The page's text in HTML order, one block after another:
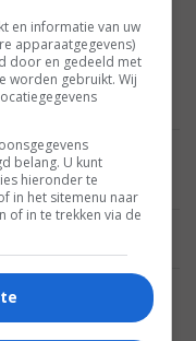
enorme succes
NETFLIX
van
wereldwijd
Netflix,
succes
NIEUWS
en informatie van uw
apparaatgegevens)
door en gedeeld met
worden gebruikt. Wij
belang. U kunt
hieronder te
in het sitemenu naar
of in te trekken via de